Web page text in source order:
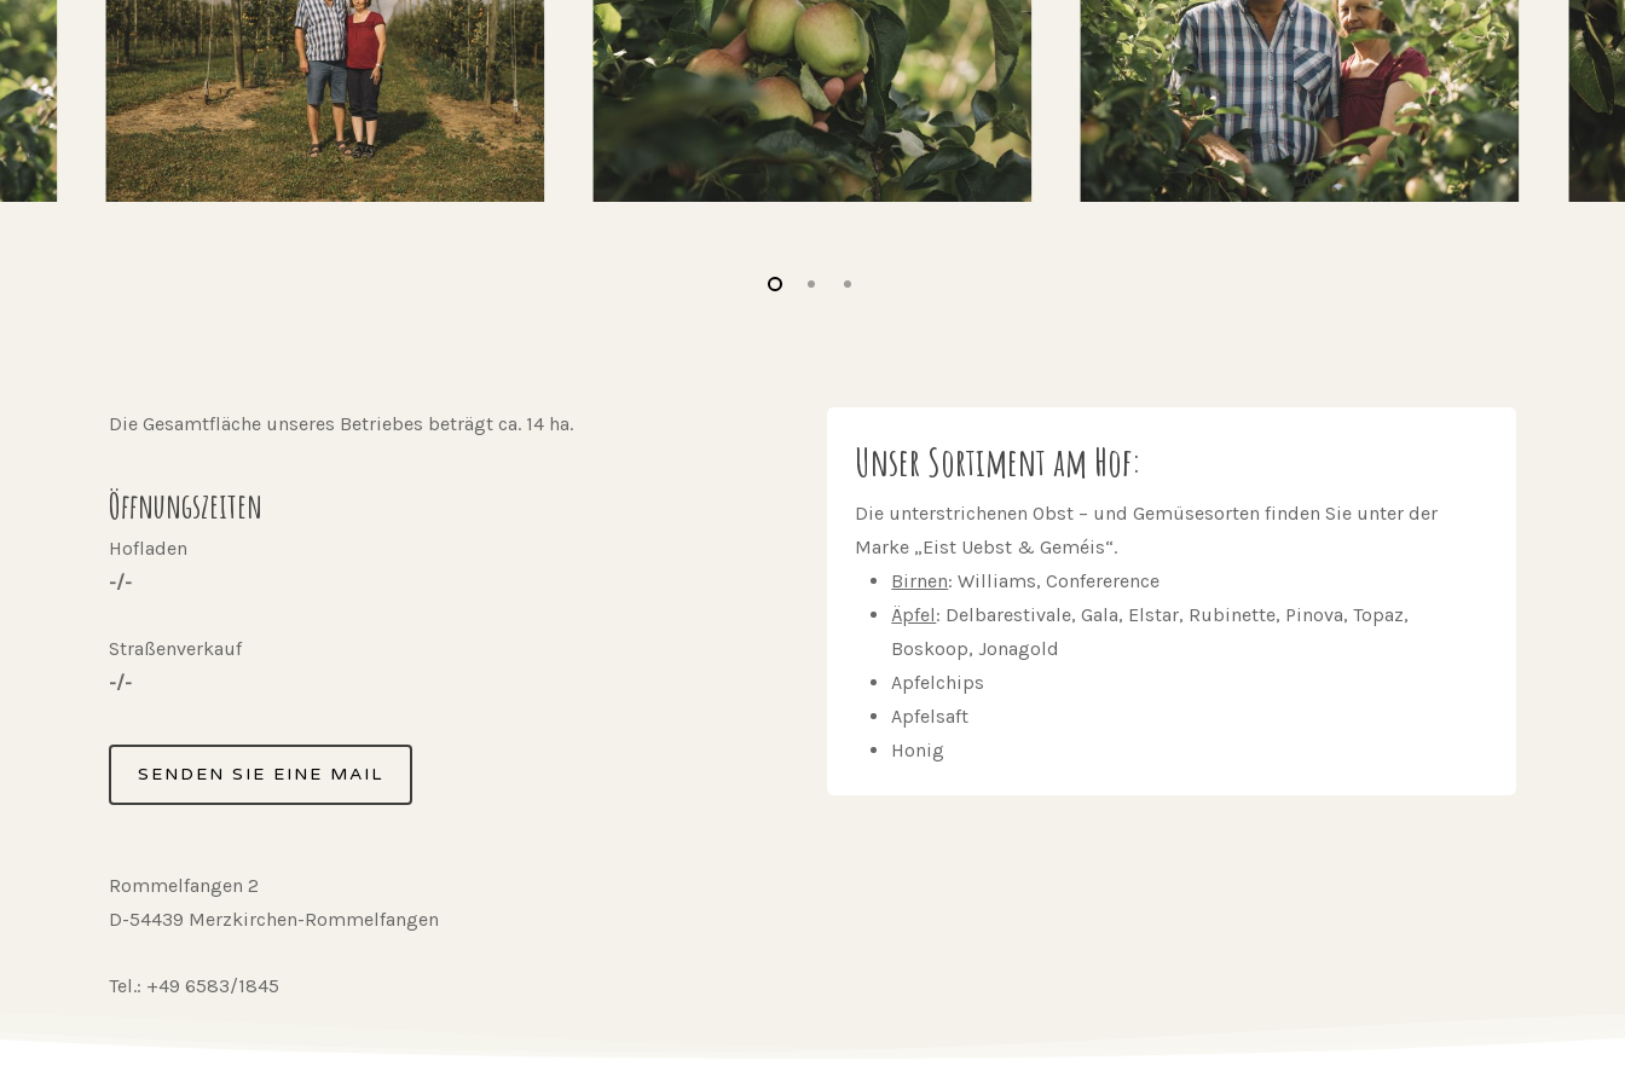
Die Gesamtfläche unseres Betriebes beträgt ca. 14 ha.
Öffnungszeiten
Hofladen
-/-
Straßenverkauf
-/-
SENDEN SIE EINE MAIL
Rommelfangen 2
D-54439 Merzkirchen-Rommelfangen
Tel.: +49 6583/1845
Unser Sortiment am Hof:
Die unterstrichenen Obst – und Gemüsesorten finden Sie unter der
Marke „Eist Uebst & Geméis“.
Birnen: Williams, Confererence
Äpfel: Delbarestivale, Gala, Elstar, Rubinette, Pinova, Topaz,
Boskoop, Jonagold
Apfelchips
Apfelsaft
Honig